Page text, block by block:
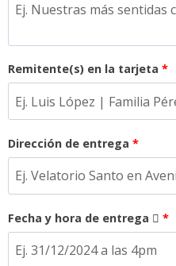
Remitente(s) en la tarjeta *
Dirección de entrega *
Fecha y hora de entrega *